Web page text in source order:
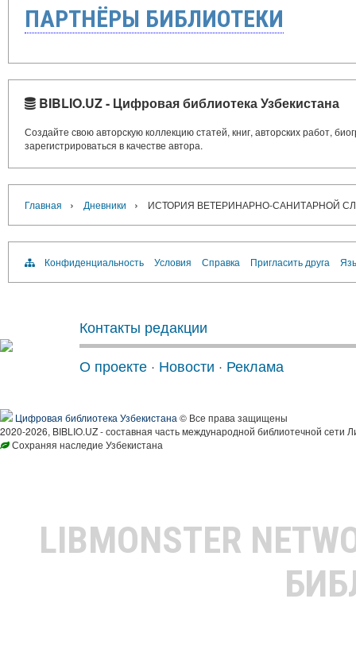
ПАРТНЁРЫ БИБЛИОТЕКИ
BIBLIO.UZ - Цифровая библиотека Узбекистана
Создайте свою авторскую коллекцию статей, книг, авторских работ,
зарегистрироваться в качестве автора.
Главная › Дневники › ИСТОРИЯ ВЕТЕРИНАРНО-САНИТАРНОЙ
Конфиденциальность Условия Справка Пригласить друга
Контакты редакции
О проекте · Новости · Реклама
Цифровая библиотека Узбекистана © Все права защищены
2020-2026, BIBLIO.UZ - составная часть международной библиотечной сети
Сохраняя наследие Узбекистана
LIBMONSTER